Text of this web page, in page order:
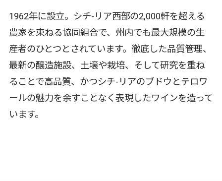
1962年に設立。シチ-リア西部の2,000軒を超える
農家を束ねる協同組合で、州内でも最大規模の生
産者のひとつとされています。徹底した品質管理、
最新の醸造施設、土壌や栽培、そして研究を重ね
ることで高品質、かつシチ-リアのブドウとテロワ
ールの魅力を余すことなく表現したワインを造って
います。